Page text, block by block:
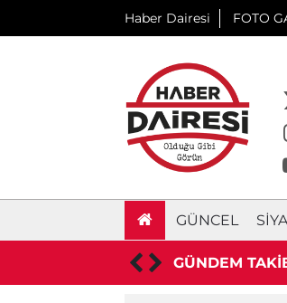
Haber Dairesi FOTO
GÜNCEL
GÜNDEM
İmzalar atıldı